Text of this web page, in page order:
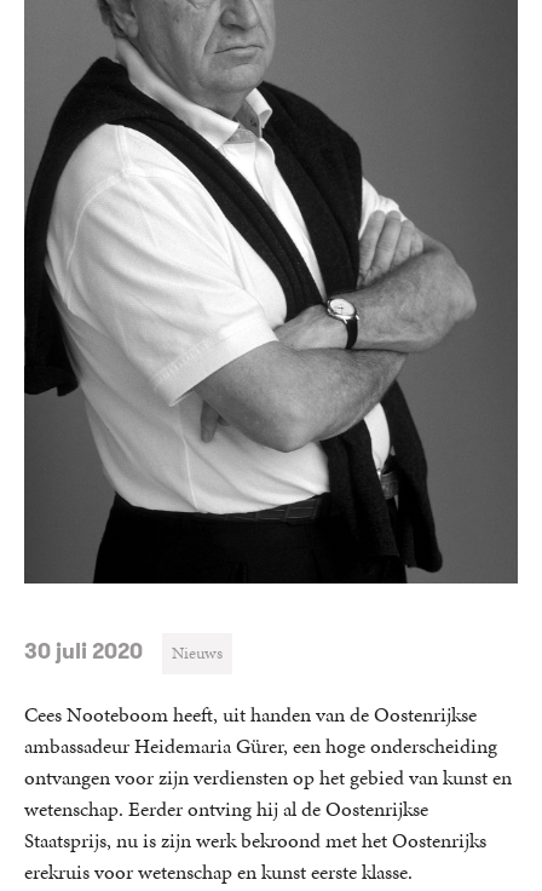
30 juli 2020 Nieuws
Cees Nooteboom heeft, uit handen van de Oostenrijkse
ambassadeur Heidemaria Gürer, een hoge onderscheiding
ontvangen voor zijn verdiensten op het gebied van kunst en
wetenschap. Eerder ontving hij al de Oostenrijkse
Staatsprijs, nu is zijn werk bekroond met het Oostenrijks
erekruis voor wetenschap en kunst eerste klasse.